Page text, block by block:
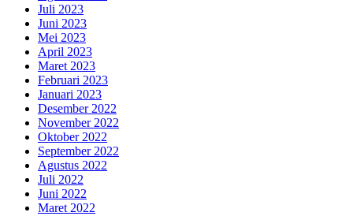
Juli 2023
Juni 2023
Mei 2023
April 2023
Maret 2023
Februari 2023
Januari 2023
Desember 2022
November 2022
Oktober 2022
September 2022
Agustus 2022
Juli 2022
Juni 2022
Maret 2022